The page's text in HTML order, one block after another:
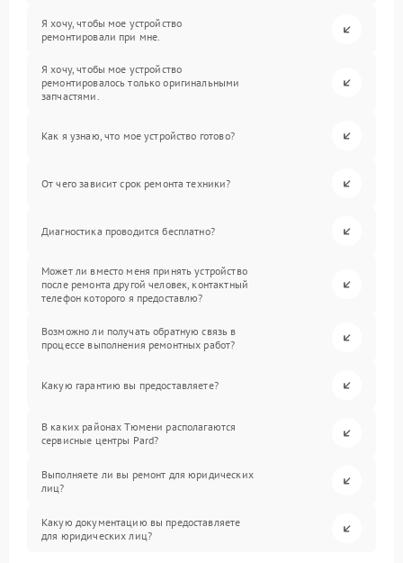
Я хочу, чтобы мое устройство
ремонтировали при мне.
Я хочу, чтобы мое устройство
ремонтировалось только оригинальными
запчастями.
Как я узнаю, что мое устройство готово?
От чего зависит срок ремонта техники?
Диагностика проводится бесплатно?
Может ли вместо меня принять устройство
после ремонта другой человек, контактный
телефон которого я предоставлю?
Возможно ли получать обратную связь в
процессе выполнения ремонтных работ?
Какую гарантию вы предоставляете?
В каких районах Тюмени располагаются
сервисные центры Pard?
Выполняете ли вы ремонт для юридических
лиц?
Какую документацию вы предоставляете
для юридических лиц?